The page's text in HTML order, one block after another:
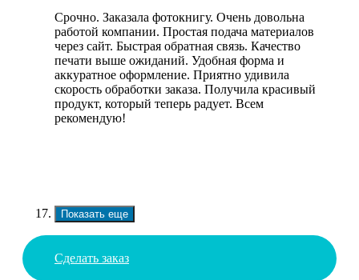
Срочно. Заказала фотокнигу. Очень довольна
работой компании. Простая подача материалов
через сайт. Быстрая обратная связь. Качество
печати выше ожиданий. Удобная форма и
аккуратное оформление. Приятно удивила
скорость обработки заказа. Получила красивый
продукт, который теперь радует. Всем
рекомендую!
Показать еще
Сделать заказ